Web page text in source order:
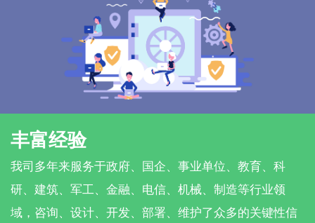
丰富经验
我司多年来服务于政府、国企、事业单位、教育、科
研、建筑、军工、金融、电信、机械、制造等行业领
域，咨询、设计、开发、部署、维护了众多的关键性信